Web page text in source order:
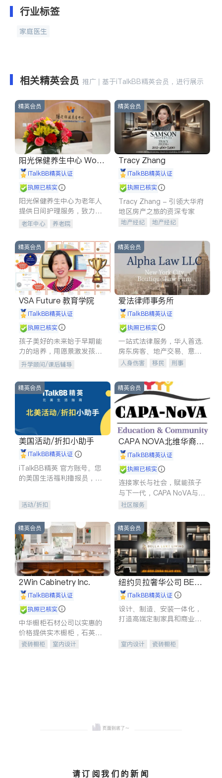
行业标签
家庭医生
相关精英会员 推广 | 基于iTalkBB精英会员，进行展示
精英会员
阳光保健养生中心 World
shine
iTalkBB精英认证
执照已核实
阳光保健养生中心为老年人
提供日间护理服务，致力于
通过持续的护理创新来有效
老年中心 养老院
精英会员
Tracy Zhang
iTalkBB精英认证
执照已核实
Tracy Zhang - 引领大华府
地区房产之旅的资深专家
地产经纪
地产经纪
商铺租售
精英会员
VSA Future 教育学院
iTalkBB精英认证
执照已核实
孩子美好的未来始于早期能
力的培养，用愿景激发孩子
的学习潜力和动力。理念：
拥有成长型心态是成功的基
石。
升学顾问/课后辅导
精英会员
爱法律师事务所
iTalkBB精英认证
执照已核实
一站式法律服务，华人首选.
房东房客、地产交易、意外
伤害、车祸重伤、商业诉
建筑合同、刑事案件全包办
人身伤害 移民
刑事
信托/遗嘱
商业
索赔
律师-其它 保释
精英会员
美国活动/折扣小助手
iTalkBB精英认证
iTalkBB精英 官方账号。您
的美国生活福利播报员，精
专属福利。
活动/折扣
精英会员
CAPA NOVA北维华裔家
长会iTalkBB精英认证
执照已核实
连接家长与社会，赋能孩子
与下一代，CAPA NoVA与您
携手建设包容、公平、充满
社区服务
精英会员
2Win Cabinetry Inc.
iTalkBB精英认证
执照已核实
中华橱柜石材公司以实惠的
价格提供实木橱柜，石英石
台面，多种优质不锈钢水
瓷砖橱柜
室内设计
精英会员
纽约贝拉奢华公司 BELL
A LUXE
iTalkBB精英认证
设计、制造、安装一体化，
打造高端定制家具和商业空
室内设计
瓷砖橱柜
请订阅我们的新闻